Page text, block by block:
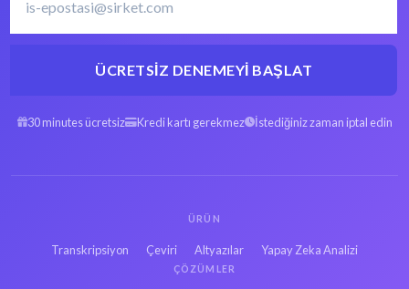
Arapça AAC dosyasını
dosyasını metne
dönüştürün
dosyasını metne
Rusça AAC dosyasını
metne dönüştürün
ÜCRETSIZ DENEMEYI BAŞLAT
30 minutes ücretsiz Kredi kartı gerekmez İstediğiniz zaman iptal edin
ÜRÜN
Transkripsiyon Çeviri Altyazılar Yapay Zeka Analizi
ÇÖZÜMLER